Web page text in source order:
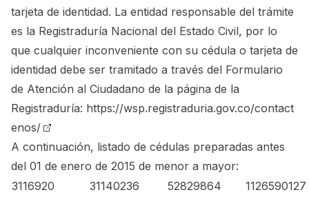
tarjeta de identidad. La entidad responsable del trámite
es la Registraduría Nacional del Estado Civil, por lo
que cualquier inconveniente con su cédula o tarjeta de
identidad debe ser tramitado a través del Formulario
de Atención al Ciudadano de la página de la
Registraduría: https://wsp.registraduria.gov.co/contact
enos/
A continuación, listado de cédulas preparadas antes
del 01 de enero de 2015 de menor a mayor:
3116920
31140236 52829864
1126590127